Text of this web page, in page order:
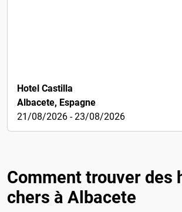
Hotel Castilla
Albacete, Espagne
21/08/2026 - 23/08/2026
Comment trouver des
chers à Albacete